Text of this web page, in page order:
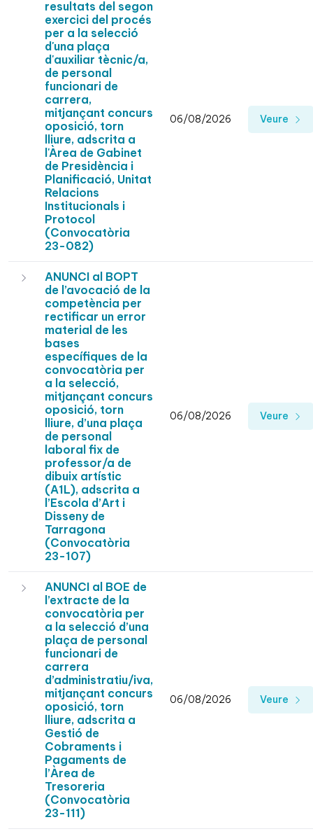
resultats del segon
exercici del procés
per a la selecció
d'una plaça
d'auxiliar tècnic/a,
de personal
funcionari de
carrera,
mitjançant concurs
oposició, torn
lliure, adscrita a
l'Àrea de Gabinet
de Presidència i
Planificació, Unitat
Relacions
Institucionals i
Protocol
(Convocatòria
23-082)
06/08/2026 Veure
ANUNCI al BOPT
de l’avocació de la
competència per
rectificar un error
material de les
bases
específiques de la
convocatòria per
a la selecció,
mitjançant concurs
oposició, torn
lliure, d’una plaça
de personal
laboral fix de
professor/a de
dibuix artístic
(A1L), adscrita a
l’Escola d’Art i
Disseny de
Tarragona
(Convocatòria
23-107)
06/08/2026 Veure
ANUNCI al BOE de
l’extracte de la
convocatòria per
a la selecció d’una
plaça de personal
funcionari de
carrera
d’administratiu/iva,
mitjançant concurs
oposició, torn
lliure, adscrita a
Gestió de
Cobraments i
Pagaments de
l’Àrea de
Tresoreria
(Convocatòria
23-111)
06/08/2026 Veure